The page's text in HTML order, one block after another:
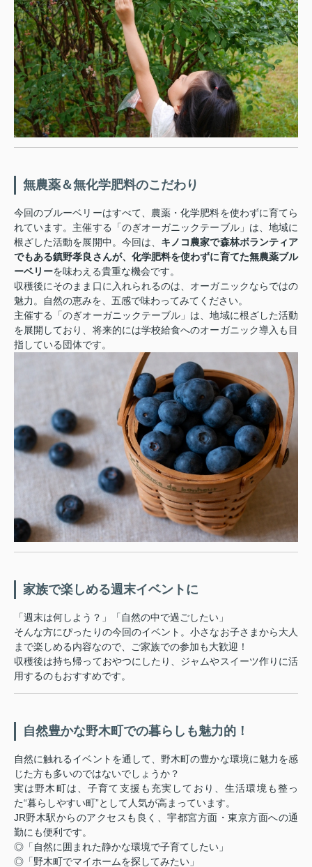
無農薬＆無化学肥料のこだわり
今回のブルーベリーはすべて、農薬・化学肥料を使わずに育てら
れています。主催する「のぎオーガニックテーブル」は、地域に
根ざした活動を展開中。今回は、 キノコ農家で森林ボランティア
でもある鎮野孝良さんが、化学肥料を使わずに育てた無農薬ブル
ーベリーを味わえる貴重な機会です。
収穫後にそのまま口に入れられるのは、オーガニックならではの
魅力。自然の恵みを、五感で味わってみてください。
主催する「のぎオーガニックテーブル」は、地域に根ざした活動
を展開しており、将来的には学校給食へのオーガニック導入も目
指している団体です。
家族で楽しめる週末イベントに
「週末は何しよう？」「自然の中で過ごしたい」
そんな方にぴったりの今回のイベント。小さなお子さまから大人
まで楽しめる内容なので、ご家族での参加も大歓迎！
収穫後は持ち帰っておやつにしたり、ジャムやスイーツ作りに活
用するのもおすすめです。
自然豊かな野木町での暮らしも魅力的！
自然に触れるイベントを通して、野木町の豊かな環境に魅力を感
じた方も多いのではないでしょうか？
実は野木町は、子育て支援も充実しており、生活環境も整っ
た“暮らしやすい町”として人気が高まっています。
JR野木駅からのアクセスも良く、宇都宮方面・東京方面への通
勤にも便利です。
◎「自然に囲まれた静かな環境で子育てしたい」
◎「野木町でマイホームを探してみたい」